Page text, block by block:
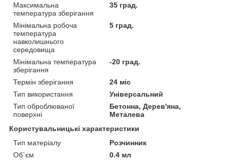
Максимальна
температура зберігання
35 град.
Мінімальна робоча
температура
навколишнього
середовища
5 град.
Мінімальна температура
зберігання
-20 град.
Термін зберігання
24 міс
Тип використання
Універсальний
Тип оброблюваної
поверхні
Бетонна, Дерев'яна,
Металева
Користувальницькі характеристики
Тип матеріалу
Розчинник
Об`єм
0.4 мл